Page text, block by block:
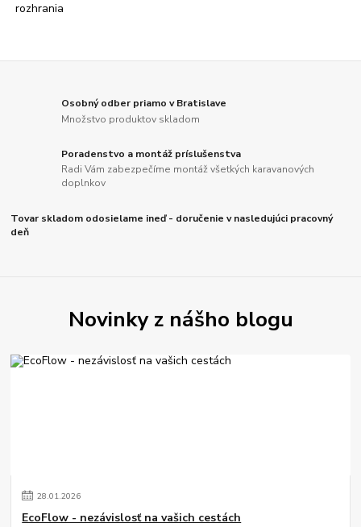
Osobný odber priamo v Bratislave
Množstvo produktov skladom
Poradenstvo a montáž príslušenstva
Radi Vám zabezpečíme montáž všetkých karavanových
doplnkov
Tovar skladom odosielame ineď - doručenie v nasledujúci pracovný
deň
Novinky z nášho blogu
28.01.2026
EcoFlow - nezávislosť na vašich cestách